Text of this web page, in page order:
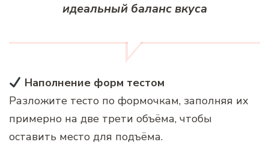
идеальный баланс вкуса
Наполнение форм тестом
Разложите тесто по формочкам, заполняя их
примерно на две трети объёма, чтобы
оставить место для подъёма.